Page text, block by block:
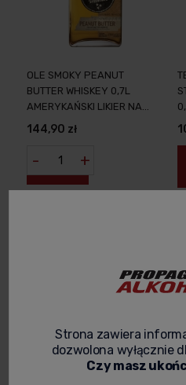
OLE SMOKY PEANUT
BUTTER WHISKEY 0,7L
AMERYKAŃSKI LIKIER NA
BAZIE WHISKEY O CECHACH
144,90 zł
- +
AMARULA - MARULA FRUIT
Strona zawiera
dozwolona wyłącznie
Czy masz